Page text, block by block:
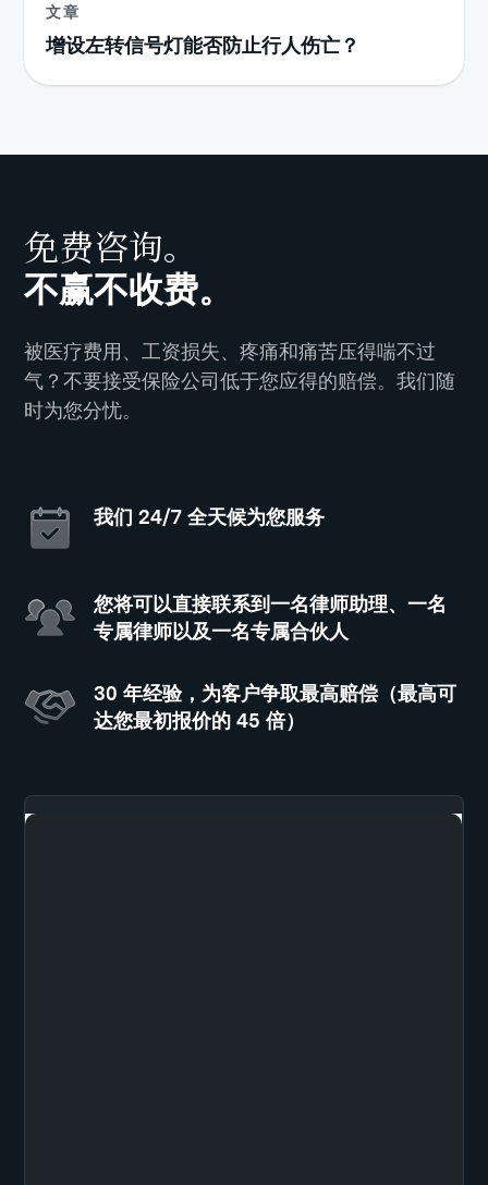
文章
增设左转信号灯能否防止行人伤亡？
免费咨询。
不赢不收费。
被医疗费用、工资损失、疼痛和痛苦压得喘不过
气？不要接受保险公司低于您应得的赔偿。我们随
时为您分忧。
我们 24/7 全天候为您服务
您将可以直接联系到一名律师助理、一名
专属律师以及一名专属合伙人
30 年经验，为客户争取最高赔偿（最高可
达您最初报价的 45 倍）